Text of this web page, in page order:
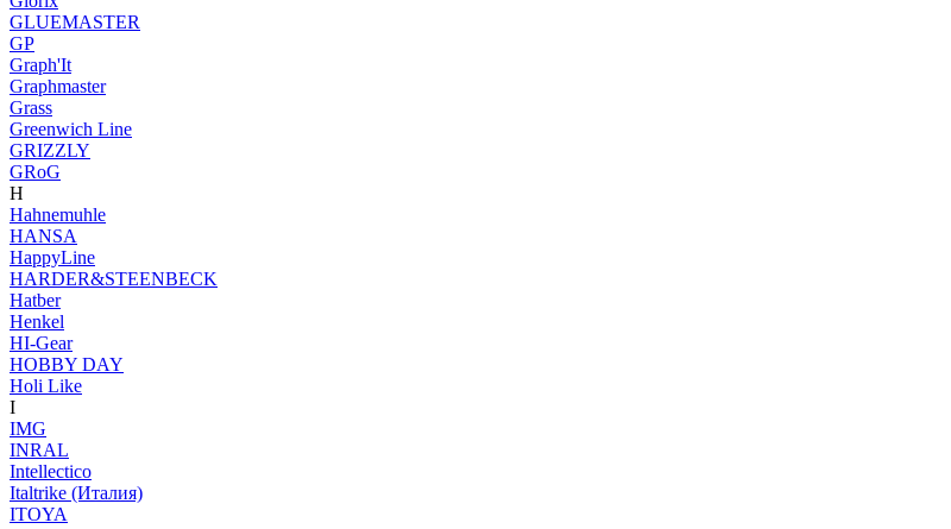
GLUEMASTER
GP
Graph'It
Graphmaster
Grass
Greenwich Line
GRIZZLY
GRoG
H
Hahnemuhle
HANSA
HappyLine
HARDER&STEENBECK
Hatber
Henkel
HI-Gear
HOBBY DAY
Holi Like
I
IMG
INRAL
Intellectico
Italtrike (Италия)
ITOYA